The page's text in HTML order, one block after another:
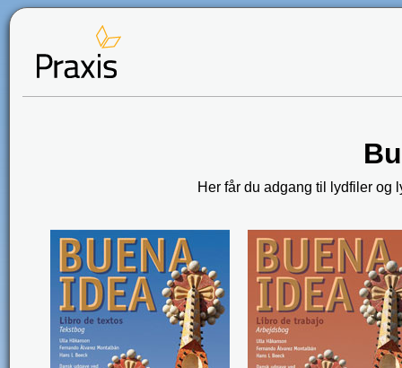
Her får du adgang til lydfiler